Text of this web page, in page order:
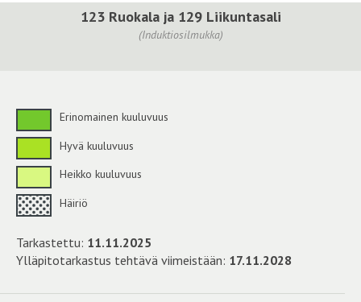
123 Ruokala ja 129 Liikuntasali
(Induktiosilmukka)
Erinomainen kuuluvuus
Hyvä kuuluvuus
Heikko kuuluvuus
Häiriö
Tarkastettu: 11.11.2025
Ylläpitotarkastus tehtävä viimeistään: 17.11.2028